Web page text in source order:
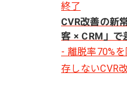
終了
CVR改善の新
客 × CRM」で
- 離脱率70%
存しないCVR